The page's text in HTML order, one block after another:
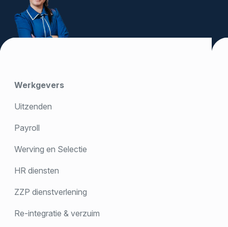
Werkgevers
Uitzenden
Payroll
Werving en Selectie
HR diensten
ZZP dienstverlening
Re-integratie & verzuim